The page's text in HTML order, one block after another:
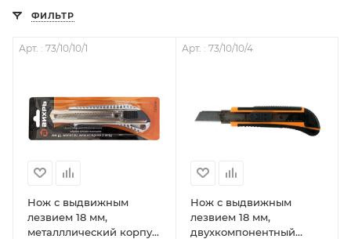
ФИЛЬТР
Арт. : 73/10/10/1
Нож с выдвижным
лезвием 18 мм,
металллический корпус,
Арт. : 73/10/10/4
Нож с выдвижным
лезвием 18 мм,
двухкомпонентный